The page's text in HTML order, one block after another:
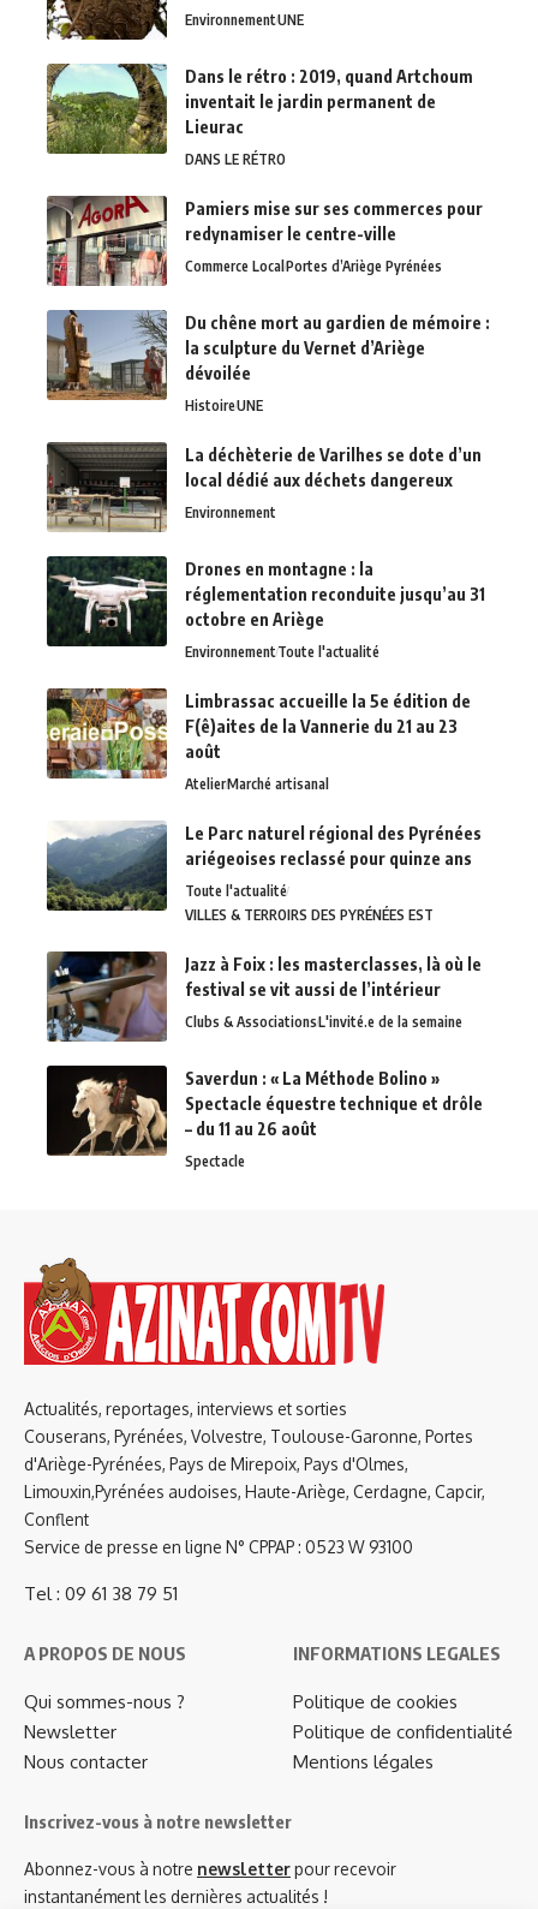
EnvironnementUNE
Dans le rétro : 2019, quand Artchoum
inventait le jardin permanent de
Lieurac
DANS LE RÉTRO
Pamiers mise sur ses commerces pour
redynamiser le centre-ville
Commerce LocalPortes d’Ariège Pyrénées
Du chêne mort au gardien de mémoire :
la sculpture du Vernet d’Ariège
dévoilée
HistoireUNE
La déchèterie de Varilhes se dote d’un
local dédié aux déchets dangereux
Environnement
Drones en montagne : la
réglementation reconduite jusqu’au 31
octobre en Ariège
EnvironnementToute l'actualité
Limbrassac accueille la 5e édition de
F(ê)aites de la Vannerie du 21 au 23
août
AtelierMarché artisanal
Le Parc naturel régional des Pyrénées
ariégeoises reclassé pour quinze ans
Toute l'actualité
VILLES & TERROIRS DES PYRÉNÉES EST
Jazz à Foix : les masterclasses, là où le
festival se vit aussi de l’intérieur
Clubs & AssociationsL'invité.e de la semaine
Saverdun : « La Méthode Bolino »
Spectacle équestre technique et drôle
– du 11 au 26 août
Spectacle
Actualités, reportages, interviews et sorties
Couserans, Pyrénées, Volvestre, Toulouse-Garonne, Portes
d'Ariège-Pyrénées, Pays de Mirepoix, Pays d'Olmes,
Limouxin,Pyrénées audoises, Haute-Ariège, Cerdagne, Capcir,
Conflent
Service de presse en ligne N° CPPAP : 0523 W 93100
Tel : 09 61 38 79 51
A PROPOS DE NOUS
Qui sommes-nous ?
Newsletter
Nous contacter
INFORMATIONS LEGALES
Politique de cookies
Politique de confidentialité
Mentions légales
Inscrivez-vous à notre newsletter
Abonnez-vous à notre newsletterpour recevoir
instantanément les dernières actualités !